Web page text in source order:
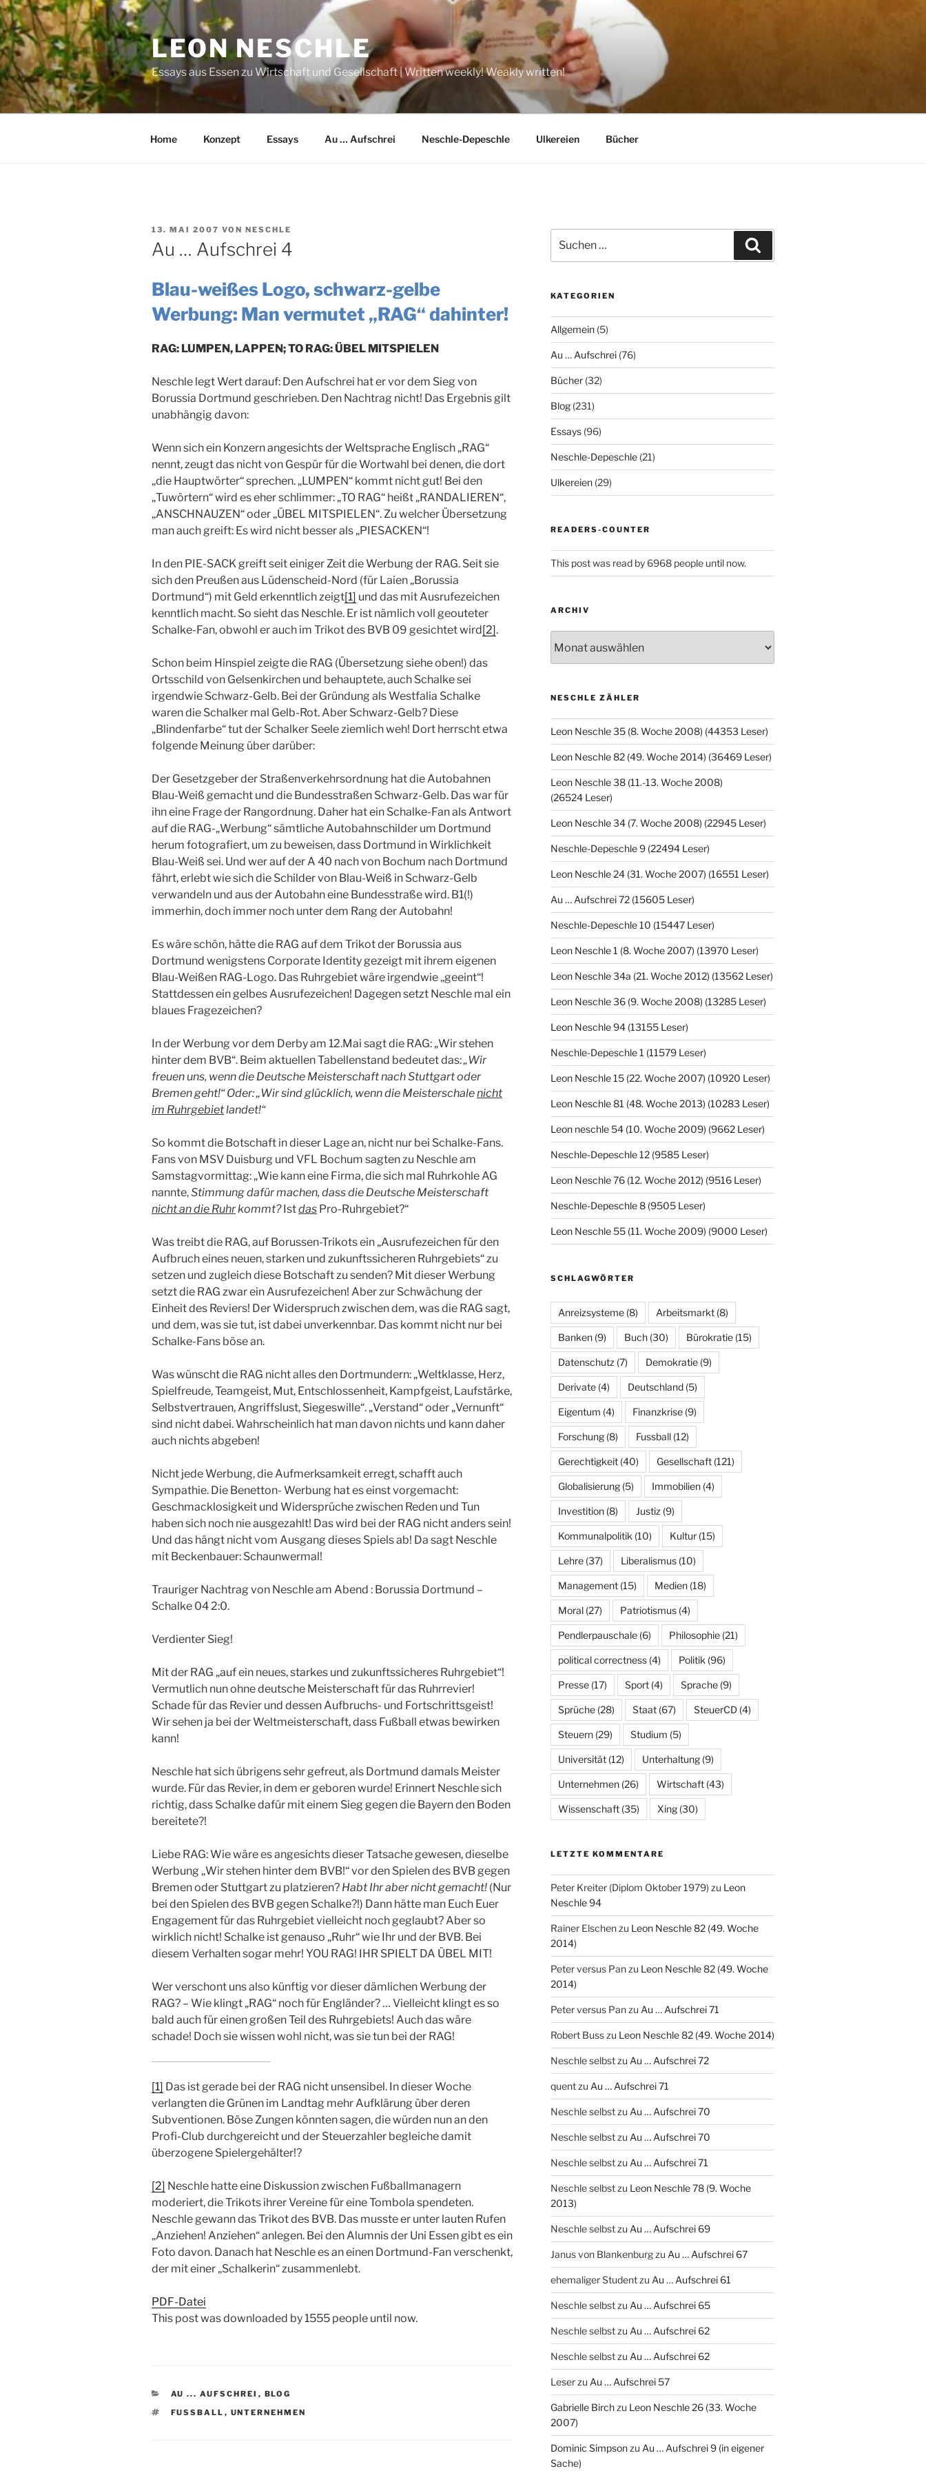
Zum
Inhalt
springen
LEON NESCHLE
Essays aus Essen zu Wirtschaft und Gesellschaft | Written weekly! Weakly written!
Home Konzept Essays Au … Aufschrei Neschle-Depeschle Ulkereien Bücher
VERÖFFENTLICHT
AM
13. MAI 2007 VON NESCHLE
Au … Aufschrei 4
Blau-weißes Logo, schwarz-gelbe
Werbung: Man vermutet „RAG“ dahinter!
RAG: LUMPEN, LAPPEN; TO RAG: ÜBEL MITSPIELEN
Neschle legt Wert darauf: Den Aufschrei hat er vor dem Sieg von
Borussia Dortmund geschrieben. Den Nachtrag nicht! Das Ergebnis gilt
unabhängig davon:
Wenn sich ein Konzern angesichts der Weltsprache Englisch „RAG“
nennt, zeugt das nicht von Gespür für die Wortwahl bei denen, die dort
„die Hauptwörter“ sprechen. „LUMPEN“ kommt nicht gut! Bei den
„Tuwörtern“ wird es eher schlimmer: „TO RAG“ heißt „RANDALIEREN“,
„ANSCHNAUZEN“ oder „ÜBEL MITSPIELEN“. Zu welcher Übersetzung
man auch greift: Es wird nicht besser als „PIESACKEN“!
In den PIE-SACK greift seit einiger Zeit die Werbung der RAG. Seit sie
sich den Preußen aus Lüdenscheid-Nord (für Laien „Borussia
Dortmund“) mit Geld erkenntlich zeigt[1] und das mit Ausrufezeichen
kenntlich macht. So sieht das Neschle. Er ist nämlich voll geouteter
Schalke-Fan, obwohl er auch im Trikot des BVB 09 gesichtet wird[2].
Schon beim Hinspiel zeigte die RAG (Übersetzung siehe oben!) das
Ortsschild von Gelsenkirchen und behauptete, auch Schalke sei
irgendwie Schwarz-Gelb. Bei der Gründung als Westfalia Schalke
waren die Schalker mal Gelb-Rot. Aber Schwarz-Gelb? Diese
„Blindenfarbe“ tut der Schalker Seele ziemlich weh! Dort herrscht etwa
folgende Meinung über darüber:
Der Gesetzgeber der Straßenverkehrsordnung hat die Autobahnen
Blau-Weiß gemacht und die Bundesstraßen Schwarz-Gelb. Das war für
ihn eine Frage der Rangordnung. Daher hat ein Schalke-Fan als Antwort
auf die RAG-„Werbung“ sämtliche Autobahnschilder um Dortmund
herum fotografiert, um zu beweisen, dass Dortmund in Wirklichkeit
Blau-Weiß sei. Und wer auf der A 40 nach von Bochum nach Dortmund
fährt, erlebt wie sich die Schilder von Blau-Weiß in Schwarz-Gelb
verwandeln und aus der Autobahn eine Bundesstraße wird. B1(!)
immerhin, doch immer noch unter dem Rang der Autobahn!
Es wäre schön, hätte die RAG auf dem Trikot der Borussia aus
Dortmund wenigstens Corporate Identity gezeigt mit ihrem eigenen
Blau-Weißen RAG-Logo. Das Ruhrgebiet wäre irgendwie „geeint“!
Stattdessen ein gelbes Ausrufezeichen! Dagegen setzt Neschle mal ein
blaues Fragezeichen?
In der Werbung vor dem Derby am 12.Mai sagt die RAG: „Wir stehen
hinter dem BVB“. Beim aktuellen Tabellenstand bedeutet das:„Wir
freuen uns, wenn die Deutsche Meisterschaft nach Stuttgart oder
Bremen geht!“ Oder: „Wir sind glücklich, wenn die Meisterschalenicht
im Ruhrgebietlandet!“
So kommt die Botschaft in dieser Lage an, nicht nur bei Schalke-Fans.
Fans von MSV Duisburg und VFL Bochum sagten zu Neschle am
Samstagvormittag: „Wie kann eine Firma, die sich mal Ruhrkohle AG
nannte,Stimmung dafür machen, dass die Deutsche Meisterschaft
nicht an die Ruhrkommt?Istdas Pro-Ruhrgebiet?“
Was treibt die RAG, auf Borussen-Trikots ein „Ausrufezeichen für den
Aufbruch eines neuen, starken und zukunftssicheren Ruhrgebiets“ zu
setzen und zugleich diese Botschaft zu senden? Mit dieser Werbung
setzt die RAG zwar ein Ausrufezeichen! Aber zur Schwächung der
Einheit des Reviers! Der Widerspruch zwischen dem, was die RAG sagt,
und dem, was sie tut, ist dabei unverkennbar. Das kommt nicht nur bei
Schalke-Fans böse an.
Was wünscht die RAG nicht alles den Dortmundern: „Weltklasse, Herz,
Spielfreude, Teamgeist, Mut, Entschlossenheit, Kampfgeist, Laufstärke,
Selbstvertrauen, Angriffslust, Siegeswille“. „Verstand“ oder „Vernunft“
sind nicht dabei. Wahrscheinlich hat man davon nichts und kann daher
auch nichts abgeben!
Nicht jede Werbung, die Aufmerksamkeit erregt, schafft auch
Sympathie. Die Benetton- Werbung hat es einst vorgemacht:
Geschmacklosigkeit und Widersprüche zwischen Reden und Tun
haben sich noch nie ausgezahlt! Das wird bei der RAG nicht anders sein!
Und das hängt nicht vom Ausgang dieses Spiels ab! Da sagt Neschle
mit Beckenbauer: Schaunwermal!
Trauriger Nachtrag von Neschle am Abend : Borussia Dortmund –
Schalke 04 2:0.
Verdienter Sieg!
Mit der RAG „auf ein neues, starkes und zukunftssicheres Ruhrgebiet“!
Vermutlich nun ohne deutsche Meisterschaft für das Ruhrrevier!
Schade für das Revier und dessen Aufbruchs- und Fortschrittsgeist!
Wir sehen ja bei der Weltmeisterschaft, dass Fußball etwas bewirken
kann!
Neschle hat sich übrigens sehr gefreut, als Dortmund damals Meister
wurde. Für das Revier, in dem er geboren wurde! Erinnert Neschle sich
richtig, dass Schalke dafür mit einem Sieg gegen die Bayern den Boden
bereitete?!
Liebe RAG: Wie wäre es angesichts dieser Tatsache gewesen, dieselbe
Werbung „Wir stehen hinter dem BVB!“ vor den Spielen des BVB gegen
Bremen oder Stuttgart zu platzieren? Habt Ihr aber nicht gemacht! (Nur
bei den Spielen des BVB gegen Schalke?!) Dann hätte man Euch Euer
Engagement für das Ruhrgebiet vielleicht noch geglaubt? Aber so
wirklich nicht! Schalke ist genauso „Ruhr“ wie Ihr und der BVB. Bei
diesem Verhalten sogar mehr! YOU RAG! IHR SPIELT DA ÜBEL MIT!
Wer verschont uns also künftig vor dieser dämlichen Werbung der
RAG? – Wie klingt „RAG“ noch für Engländer? … Vielleicht klingt es so
bald auch für einen großen Teil des Ruhrgebiets! Auch das wäre
schade! Doch sie wissen wohl nicht, was sie tun bei der RAG!
[1] Das ist gerade bei der RAG nicht unsensibel. In dieser Woche
verlangten die Grünen im Landtag mehr Aufklärung über deren
Subventionen. Böse Zungen könnten sagen, die würden nun an den
Profi-Club durchgereicht und der Steuerzahler begleiche damit
überzogene Spielergehälter!?
[2] Neschle hatte eine Diskussion zwischen Fußballmanagern
moderiert, die Trikots ihrer Vereine für eine Tombola spendeten.
Neschle gewann das Trikot des BVB. Das musste er unter lauten Rufen
„Anziehen! Anziehen“ anlegen. Bei den Alumnis der Uni Essen gibt es ein
Foto davon. Danach hat Neschle es an einen Dortmund-Fan verschenkt,
der mit einer „Schalkerin“ zusammenlebt.
PDF-Datei
This post was downloaded by 1555 people until now.
KATEGORIEN
AU ... AUFSCHREI , BLOG
SCHLAGWÖRTER
FUSSBALL , UNTERNEHMEN
nach:
KATEGORIEN
Allgemein(5)
Au … Aufschrei(76)
Bücher(32)
Blog(231)
Essays(96)
Neschle-Depeschle(21)
Ulkereien(29)
READERS-COUNTER
This post was read by 6968 people until now.
ARCHIV
NESCHLE ZÄHLER
Leon Neschle 35 (8. Woche 2008) (44353 Leser)
Leon Neschle 82 (49. Woche 2014) (36469 Leser)
Leon Neschle 38 (11.-13. Woche 2008)
(26524 Leser)
Leon Neschle 34 (7. Woche 2008) (22945 Leser)
Neschle-Depeschle 9 (22494 Leser)
Leon Neschle 24 (31. Woche 2007) (16551 Leser)
Au … Aufschrei 72 (15605 Leser)
Neschle-Depeschle 10 (15447 Leser)
Leon Neschle 1 (8. Woche 2007) (13970 Leser)
Leon Neschle 34a (21. Woche 2012) (13562 Leser)
Leon Neschle 36 (9. Woche 2008) (13285 Leser)
Leon Neschle 94 (13155 Leser)
Neschle-Depeschle 1 (11579 Leser)
Leon Neschle 15 (22. Woche 2007) (10920 Leser)
Leon Neschle 81 (48. Woche 2013) (10283 Leser)
Leon neschle 54 (10. Woche 2009) (9662 Leser)
Neschle-Depeschle 12 (9585 Leser)
Leon Neschle 76 (12. Woche 2012) (9516 Leser)
Neschle-Depeschle 8 (9505 Leser)
Leon Neschle 55 (11. Woche 2009) (9000 Leser)
SCHLAGWÖRTER
Anreizsysteme(8) Arbeitsmarkt(8)
Banken(9) Buch(30) Bürokratie(15)
Datenschutz (7) Demokratie(9)
Derivate(4) Deutschland(5)
Eigentum (4) Finanzkrise(9)
Forschung(8) Fussball(12)
Gerechtigkeit(40) Gesellschaft(121)
Globalisierung(5) Immobilien(4)
Investition(8) Justiz (9)
Kommunalpolitik (10) Kultur(15)
Lehre(37) Liberalismus(10)
Management(15) Medien(18)
Moral(27) Patriotismus(4)
Pendlerpauschale(6) Philosophie(21)
political correctness(4) Politik (96)
Presse(17) Sport(4) Sprache(9)
Sprüche(28) Staat(67) SteuerCD(4)
Steuern(29) Studium (5)
Universität(12) Unterhaltung(9)
Unternehmen(26) Wirtschaft(43)
Wissenschaft(35) Xing(30)
LETZTE KOMMENTARE
Peter Kreiter (Diplom Oktober 1979) zu Leon
Neschle 94
Rainer Elschenzu Leon Neschle 82 (49. Woche
2014)
Peter versus Panzu Leon Neschle 82 (49. Woche
2014)
Peter versus Panzu Au … Aufschrei 71
Robert Busszu Leon Neschle 82 (49. Woche 2014)
Neschle selbstzu Au … Aufschrei 72
quentzu Au … Aufschrei 71
Neschle selbstzu Au … Aufschrei 70
Neschle selbstzu Au … Aufschrei 70
Neschle selbstzu Au … Aufschrei 71
Neschle selbstzu Leon Neschle 78 (9. Woche
2013)
Neschle selbstzu Au … Aufschrei 69
Janus von Blankenburgzu Au … Aufschrei 67
ehemaliger Studentzu Au … Aufschrei 61
Neschle selbstzu Au … Aufschrei 65
Neschle selbstzu Au … Aufschrei 62
Neschle selbstzu Au … Aufschrei 62
Leserzu Au … Aufschrei 57
Gabrielle Birchzu Leon Neschle 26 (33. Woche
2007)
Dominic Simpsonzu Au … Aufschrei 9 (in eigener
Sache)